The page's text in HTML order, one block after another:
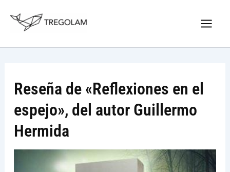
Reseña de «Reflexiones en el
espejo», del autor Guillermo
Hermida